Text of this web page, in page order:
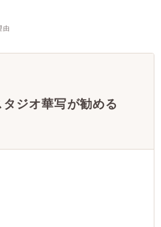
由
ジオ華写が勧める